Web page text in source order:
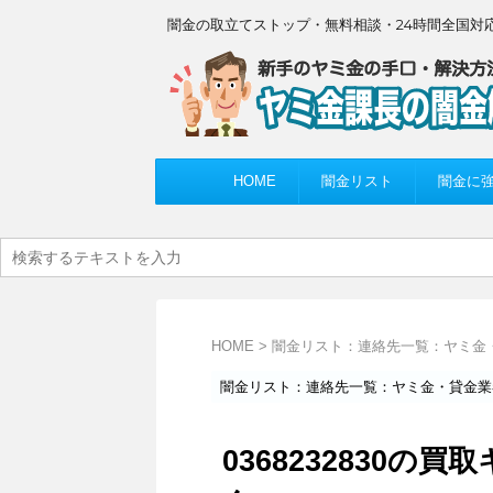
闇金の取立てストップ・無料相談・24時間全国対
HOME 闇金リスト 闇金に
HOME > 闇金リスト：連絡先一覧：ヤミ金
闇金リスト：連絡先一覧：ヤミ金・貸金
0368232830の買取